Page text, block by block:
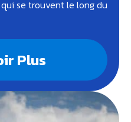
se trouvent le long du
Plus